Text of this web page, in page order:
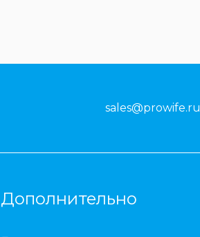
sales@prowife.ru
Дополнительно